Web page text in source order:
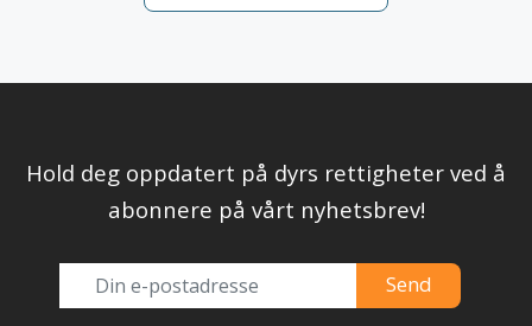
Hold deg oppdatert på dyrs rettigheter ved å
abonnere på vårt nyhetsbrev!